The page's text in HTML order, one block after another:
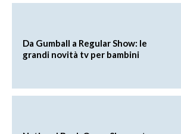
Da Gumball a Regular Show: le
grandi novità tv per bambini